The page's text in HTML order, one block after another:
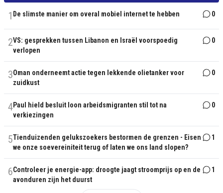
1 De slimste manier om overal mobiel internet te hebben 0
2VS: gesprekken tussen Libanon en Israël voorspoedig
verlopen
0
3Oman onderneemt actie tegen lekkende olietanker voor
zuidkust
0
4Paul hield besluit loon arbeidsmigranten stil tot na
verkiezingen
0
5Tienduizenden gelukszoekers bestormen de grenzen - Eisen
we onze soevereiniteit terug of laten we ons land slopen?
1
6Controleer je energie-app: droogte jaagt stroomprijs op en de
avonduren zijn het duurst
1